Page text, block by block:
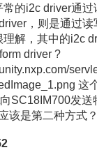
常的i2c driver通
，则是通过
理解，其中的i2c
driver ?
这
SC18IM700发
该是第二种方式？